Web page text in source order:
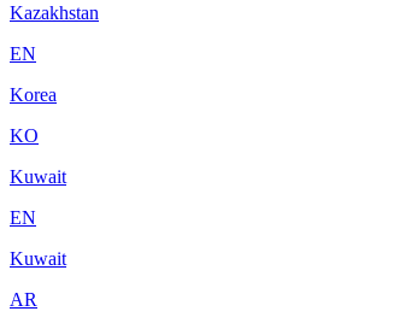
Kazakhstan
EN
Korea
KO
Kuwait
EN
Kuwait
AR